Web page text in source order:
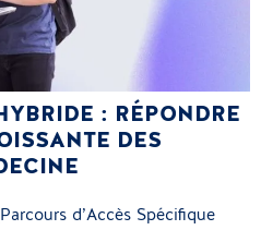
: RÉPONDRE
DES
d’Accès Spécifique